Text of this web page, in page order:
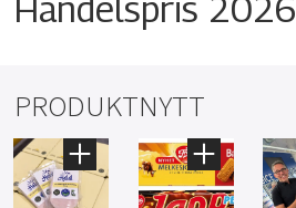
PRODUKTNYTT